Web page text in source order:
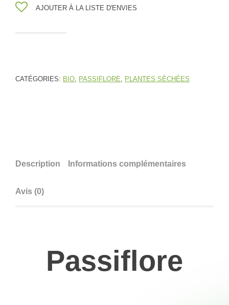
AJOUTER À LA LISTE D'ENVIES
CATÉGORIES: BIO PASSIFLORE PLANTES SÉCHÉES
Description Informations complémentaires
Avis (0)
Passiflore